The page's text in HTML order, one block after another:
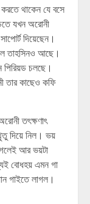
থাকেন যে বসে
যখন অরোনী
দিয়েছেন।
তাহসিনও আছে।
চলছে।
তার কাছেও কফি
তৎক্ষণাৎ
দিয়ে নিল। ভয়
আর ভয়টা
বোধহয় এমন গা
গাইতে লাগল।